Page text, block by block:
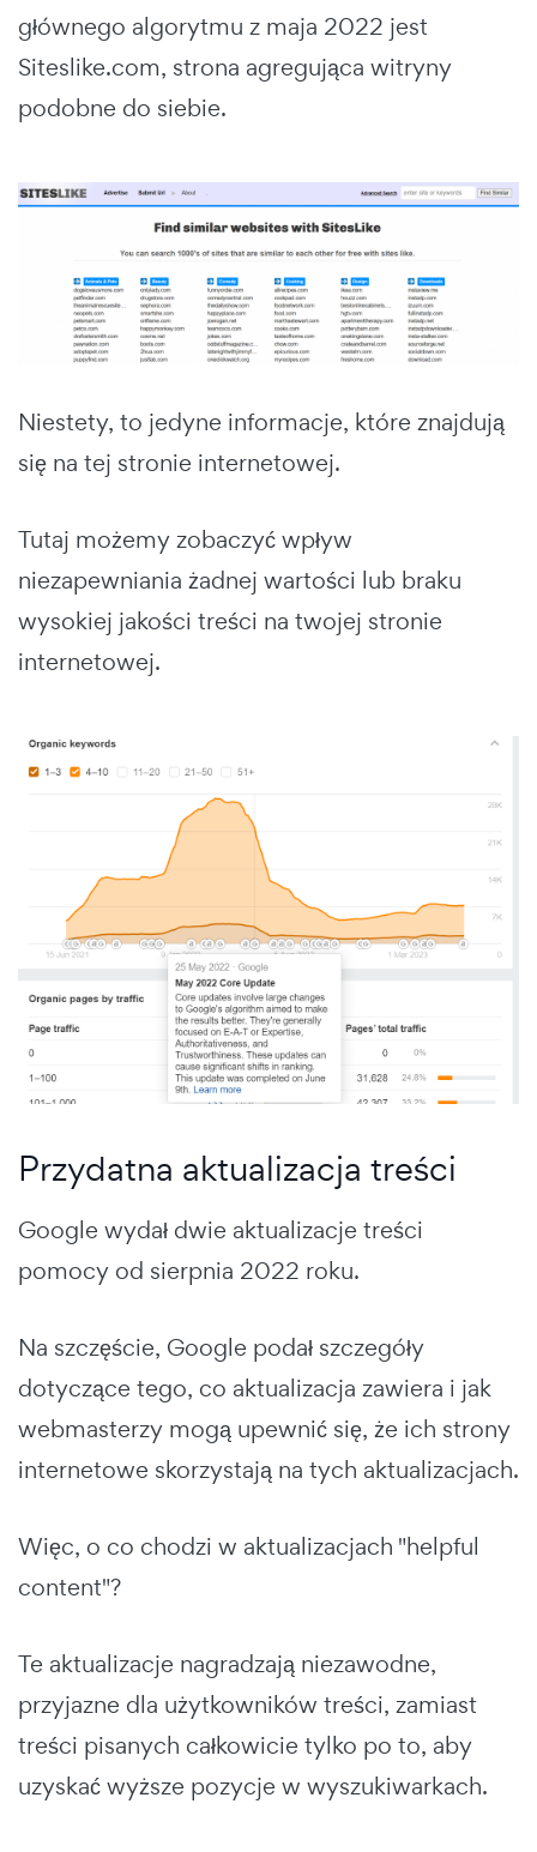
głównego algorytmu z maja 2022 jest
Siteslike.com, strona agregująca witryny
podobne do siebie.
Niestety, to jedyne informacje, które znajdują
się na tej stronie internetowej.
Tutaj możemy zobaczyć wpływ
niezapewniania żadnej wartości lub braku
wysokiej jakości treści na twojej stronie
internetowej.
Przydatna aktualizacja treści
Google wydał dwie aktualizacje treści
pomocy od sierpnia 2022 roku.
Na szczęście, Google podał szczegóły
dotyczące tego, co aktualizacja zawiera i jak
webmasterzy mogą upewnić się, że ich strony
internetowe skorzystają na tych aktualizacjach.
Więc, o co chodzi w aktualizacjach "helpful
content"?
Te aktualizacje nagradzają niezawodne,
przyjazne dla użytkowników treści, zamiast
treści pisanych całkowicie tylko po to, aby
uzyskać wyższe pozycje w wyszukiwarkach.